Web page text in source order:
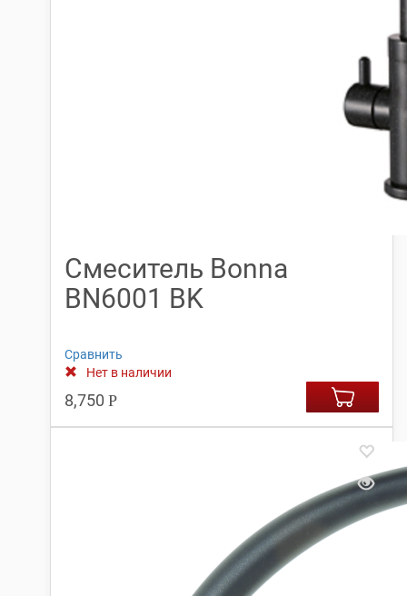
Смеситель Bonna
BN6001 BK
Сравнить
Нет в наличии
8,750 Р